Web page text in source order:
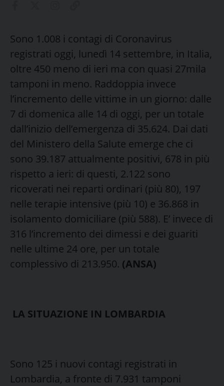
Sono 1.008 i contagi di Coronavirus
registrati oggi, lunedì 14 settembre, in Italia,
oltre 450 meno di ieri ma con quasi 27mila
tamponi in meno. Raddoppia invece
l’incremento delle vittime in un giorno: dalle
7 di domenica alle 14 di oggi, per un totale
dall’inizio dell’emergenza di 35.624. Dai dati
del Ministero della Salute emerge che ci
sono 39.187 attualmente positivi, 678 in più
rispetto a ieri: di questi, 2.122 sono
ricoverati nei reparti ordinari (più 80), 197
nelle terapie intensive (più 10) e 36.868 in
isolamento domiciliare (più 588). E’ invece di
316 l’incremento dei dimessi e dei guariti
nelle ultime 24 ore, per un totale
complessivo di 213.950. (ANSA)
LA SITUAZIONE IN LOMBARDIA
Sono 125 i nuovi contagi registrati in
Lombardia, a fronte di 7.931 tamponi